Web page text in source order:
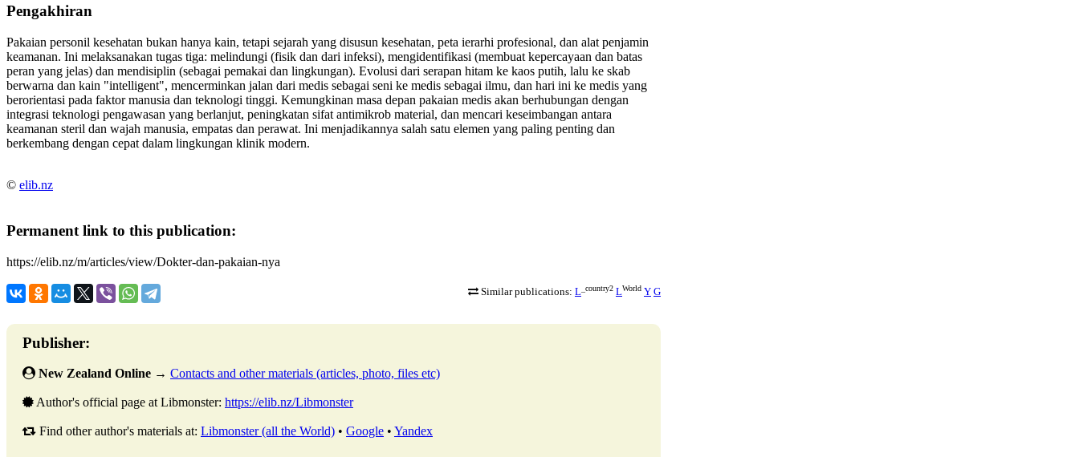
Pengakhiran
Pakaian personil kesehatan bukan hanya kain, tetapi sejarah yang disusun kesehatan, peta ierarhi profesional, dan alat penjamin
keamanan. Ini melaksanakan tugas tiga: melindungi (fisik dan dari infeksi), mengidentifikasi (membuat kepercayaan dan batas
peran yang jelas) dan mendisiplin (sebagai pemakai dan lingkungan). Evolusi dari serapan hitam ke kaos putih, lalu ke skab
berwarna dan kain "intelligent", mencerminkan jalan dari medis sebagai seni ke medis sebagai ilmu, dan hari ini ke medis yang
berorientasi pada faktor manusia dan teknologi tinggi. Kemungkinan masa depan pakaian medis akan berhubungan dengan
integrasi teknologi pengawasan yang berlanjut, peningkatan sifat antimikrob material, dan mencari keseimbangan antara
keamanan steril dan wajah manusia, empatas dan perawat. Ini menjadikannya salah satu elemen yang paling penting dan
berkembang dengan cepat dalam lingkungan klinik modern.
© elib.nz
Permanent link to this publication:
https://elib.nz/m/articles/view/Dokter-dan-pakaian-nya
Similar publications: L _country2 LWorld Y G
Publisher:
New Zealand Online → Contacts and other materials (articles, photo, files etc)
Author's official page at Libmonster: https://elib.nz/Libmonster
Find other author's materials at: Libmonster (all the World) • Google • Yandex